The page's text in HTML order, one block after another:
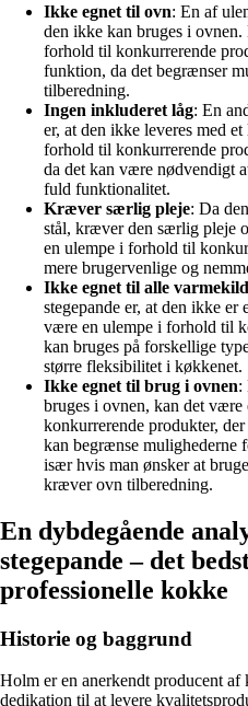
Ikke egnet til ovn: En af
den ikke kan bruges i
forhold til konkurrerende
funktion, da det begrænser
tilberedning.
Ingen inkluderet låg: En
er, at den ikke leveres med
forhold til konkurrerende
da det kan være nødvendigt
fuld funktionalitet.
Kræver særlig pleje: Da
stål, kræver den særlig pleje
en ulempe i forhold til
mere brugervenlige og
Ikke egnet til alle
stegepande er, at den ikke
være en ulempe i forhold til
kan bruges på forskellige
større fleksibilitet i køkkenet.
Ikke egnet til brug i ovnen:
bruges i ovnen, kan det
konkurrerende produkter,
kan begrænse mulighederne
især hvis man ønsker at
kræver ovn tilberedning.
En dybdegående
stegepande – det
professionelle kokke
Historie og baggrund
Holm er en anerkendt producent
dedikation til at levere